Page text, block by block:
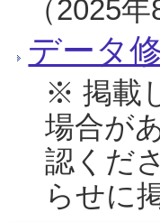
（2025
データ
※ 掲載
場合が
認くだ
らせに